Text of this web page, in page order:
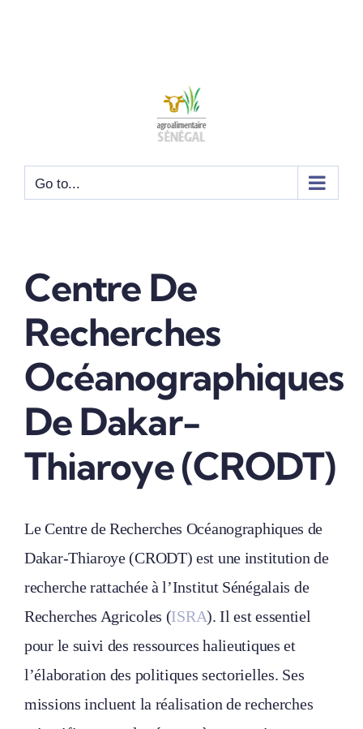
Go to...
Centre De
Recherches
Océanographiques
De Dakar-
Thiaroye (CRODT)
Le Centre de Recherches Océanographiques de
Dakar-Thiaroye (CRODT) est une institution de
recherche rattachée à l’Institut Sénégalais de
Recherches Agricoles (ISRA). Il est essentiel
pour le suivi des ressources halieutiques et
l’élaboration des politiques sectorielles. Ses
missions incluent la réalisation de recherches